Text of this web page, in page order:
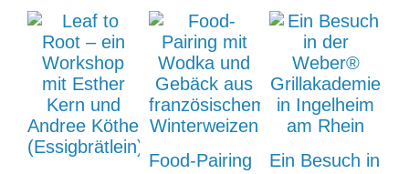
Food-Pairing
Ein Besuch in